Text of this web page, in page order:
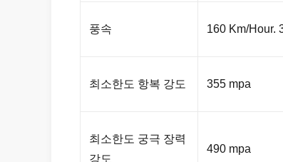
풍속 160 Km/Hour.
최소한도 항복 강도 355 mpa
최소한도 궁극 장력
강도
490 mpa